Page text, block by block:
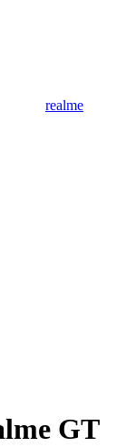
realme
GT